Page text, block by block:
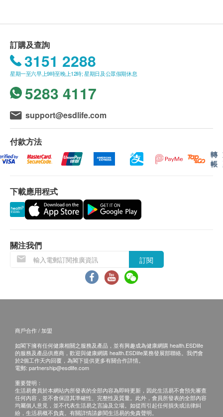
11-20磅
21-30磅
2匙
31-40磅
2匙半
41-50磅
3匙
51磅以上
4匙
每天把適當份量的牙石粉加入貓犬的糧中一同進食
日常配合Dr.pet全方位護齒液一起使用，讓愛寵從進
餐到喝水都能照顧口腔健康，全面預防及擊退口腔疾
成份
歐芹
因受細菌感染發炎而形成的口臭，保持口氣清新
海藻粉
減少牙菌膜和牙垢的形成，軟化及清除積存已久的牙
促進新陳代謝，修復細胞組織，加速口腔內或嘴唇上
的傷口痊癒，增強身體的免疫力以對抗各類口腔炎
症，如牙齦炎或嘴角炎
鼠尾草
含有抵禦細菌的單寧酸，有助清潔口腔和牙齒，預防
因牙垢積聚成牙石而引發的牙周病，並加固牙齦
2. 我們將於確定訂單後 3-7 個工作天內安排發貨。
3. 不排除運送時間會因節日而有所影響。當八號
烈風訊號懸掛或黑色暴雨警告生效時，送貨服務時間
將會延遲。
4. 所有訂單須視乎相關貨品的供應情況再作最後
確認。倘若生活易未能提供任何訂單上的貨品，生活
易有權拒絕接受該訂單，並且會於送貨前透過電話或
電郵通知顧客再作安排。
保證
最少有6個月或以上。
換貨安排
是否有損毀情況，一經確認簽收，恕不接受退換。
2. 退換產品必須包裝完整，如退換之產品有任何
殘缺或過期退回，供應商有權不受理。
3. 如有其他損壞或遺漏查詢，顧客必須保留有效
收據正本，並於送貨後3個工作天內按下列方式聯絡
訂購及查詢
3151 2288
星期一至六早上9時至晚上12時; 星期日及公眾假期休息
5283 4117
support@esdlife.com
付款方法
轉
帳
下載應用程式
關注我們
訂閱
商戶合作 / 加盟
如閣下擁有任何健康相關之服務及產品，並有興趣成為健康網購 health.ESDlife
的服務及產品供應商，歡迎與健康網購 health.ESDlife業務發展部聯絡。我們會
於2個工作天內回覆，為閣下提供更多有關合作詳情。
電郵: partnership@esdlife.com
重要聲明：
生活易會員於本網站內所發表的全部內容為即時更新，因此生活易不會預先審查
任何內容，並不會保證其準確性、完整性及質量。此外，會員所發表的全部內容
均屬個人意見，並不代表生活易之言論及立場。如從而引起任何損失或法律糾
紛，生活易概不負責。有關詳情請參閱生活易的免責聲明。